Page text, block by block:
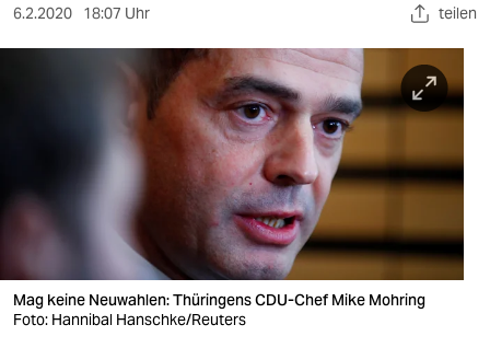
wahrheit
verlag
verlag
6.2.2020 18:07 Uhr teilen
Mag keine Neuwahlen: Thüringens CDU-Chef Mike Mohring
Foto: Hannibal Hanschke/Reuters